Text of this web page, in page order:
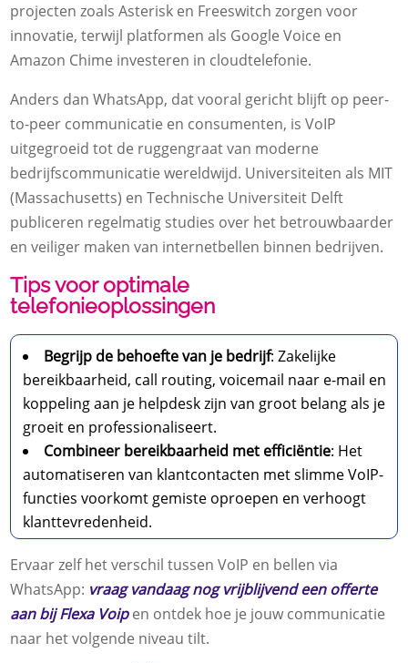
projecten zoals Asterisk en Freeswitch zorgen voor
innovatie, terwijl platformen als Google Voice en
Amazon Chime investeren in cloudtelefonie.
Anders dan WhatsApp, dat vooral gericht blijft op peer-
to-peer communicatie en consumenten, is VoIP
uitgegroeid tot de ruggengraat van moderne
bedrijfscommunicatie wereldwijd. Universiteiten als MIT
(Massachusetts) en Technische Universiteit Delft
publiceren regelmatig studies over het betrouwbaarder
en veiliger maken van internetbellen binnen bedrijven.
Tips voor optimale
telefonieoplossingen
Begrijp de behoefte van je bedrijf: Zakelijke
bereikbaarheid, call routing, voicemail naar e-mail en
koppeling aan je helpdesk zijn van groot belang als je
groeit en professionaliseert.
Combineer bereikbaarheid met efficiëntie: Het
automatiseren van klantcontacten met slimme VoIP-
functies voorkomt gemiste oproepen en verhoogt
klanttevredenheid.
Ervaar zelf het verschil tussen VoIP en bellen via
WhatsApp: vraag vandaag nog vrijblijvend een offerte
aan bij Flexa Voipen ontdek hoe je jouw communicatie
naar het volgende niveau tilt.